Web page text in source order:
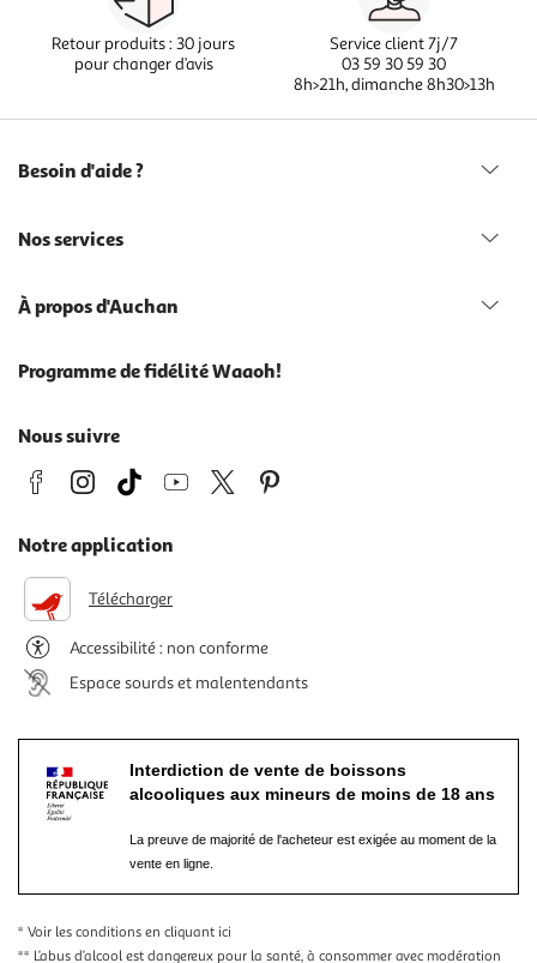
Retour produits : 30 jours
pour changer d’avis
Service client 7j/7
03 59 30 59 30
8h>21h, dimanche 8h30>13h
Besoin d'aide ?
Nos services
À propos d'Auchan
Programme de fidélité Waaoh!
Nous suivre
Notre application
Télécharger
Accessibilité : non conforme
Espace sourds et malentendants
Interdiction de vente de boissons
alcooliques aux mineurs de moins de 18 ans
La preuve de majorité de l'acheteur est exigée au moment de la
vente en ligne.
* Voir les conditions en cliquant ici
** L’abus d’alcool est dangereux pour la santé, à consommer avec modération